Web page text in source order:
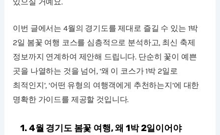
이번 글에서는 4월의 경기도를 제대로 즐길 수 있는 1박
2일 봄꽃 여행 코스를 심층적으로 분석하고, 최신 축제
정보까지 연계하여 제안해 드립니다. 단순히 꽃이 예쁜
곳을 나열하는 것을 넘어, ‘왜 이 코스가 1박 2일로
최적인지’, ‘어떤 유형의 여행객에게 추천하는지’에 대한
명확한 가이드를 제공할 것입니다.
1. 4월 경기도 봄꽃 여행, 왜 1박 2일이어야